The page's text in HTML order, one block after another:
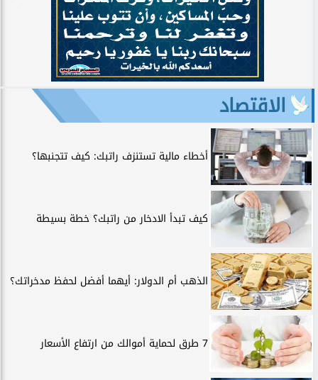
الاقتصاد
أخطاء مالية تستنزف راتبك: كيف تتجنبها؟
كيف تبدأ الادخار من راتبك؟ خطة بسيطة
الذهب أم الدولار: أيهما أفضل لحفظ مدخراتك؟
7 طرق لحماية أموالك من ارتفاع الأسعار